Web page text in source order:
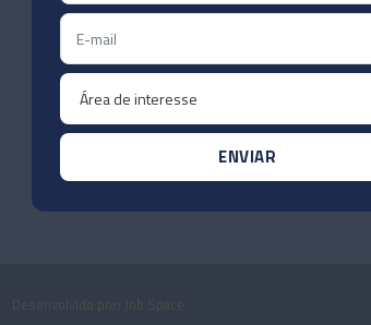
Desenvolvido por: Job Space